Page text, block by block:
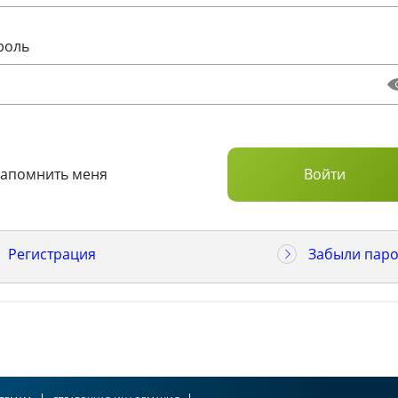
меня
Регистрация Забыли